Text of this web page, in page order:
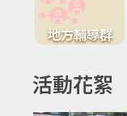
地方輔導群
活動花絮